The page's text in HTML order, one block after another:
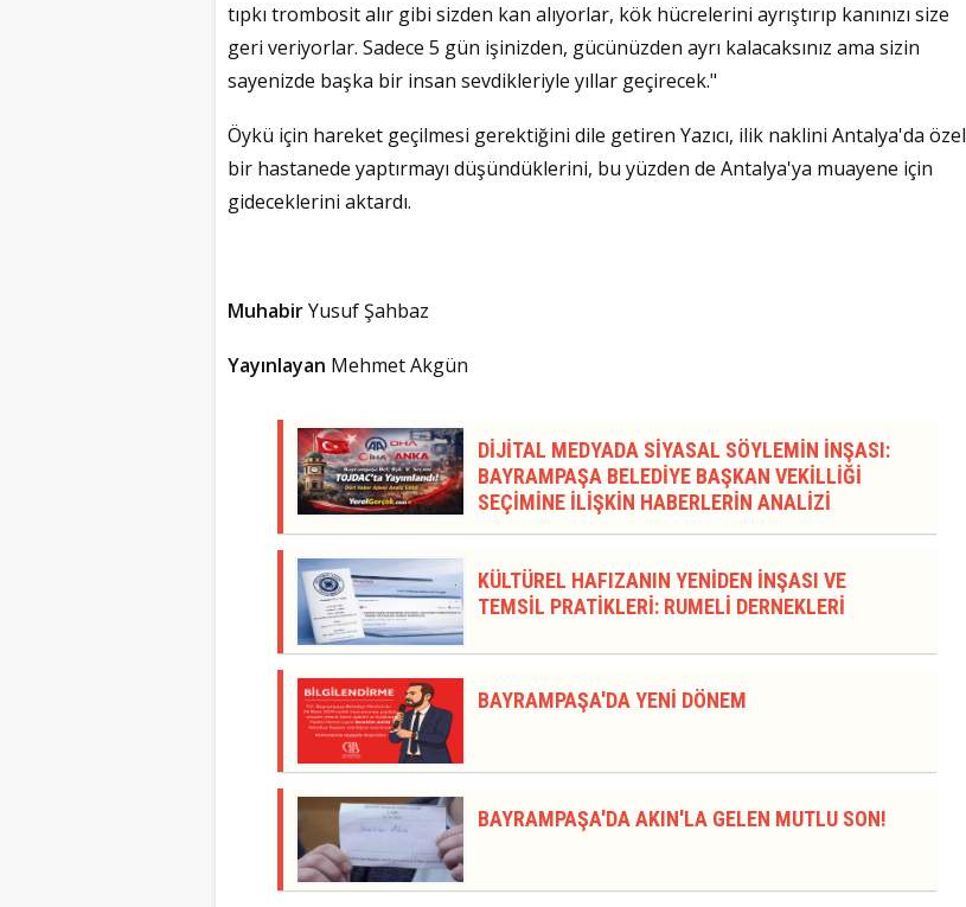
tıpkı trombosit alır gibi sizden kan alıyorlar, kök hücrelerini ayrıştırıp kanınızı size
geri veriyorlar. Sadece 5 gün işinizden, gücünüzden ayrı kalacaksınız ama sizin
sayenizde başka bir insan sevdikleriyle yıllar geçirecek."
Öykü için hareket geçilmesi gerektiğini dile getiren Yazıcı, ilik naklini Antalya'da özel
bir hastanede yaptırmayı düşündüklerini, bu yüzden de Antalya'ya muayene için
gideceklerini aktardı.
MuhabirYusuf Şahbaz
Yayınlayan Mehmet Akgün
DİJİTAL MEDYADA SİYASAL SÖYLEMİN İNŞASI:
BAYRAMPAŞA BELEDİYE BAŞKAN VEKİLLİĞİ
SEÇİMİNE İLİŞKİN HABERLERİN ANALİZİ
KÜLTÜREL HAFIZANIN YENİDEN İNŞASI VE
TEMSİL PRATİKLERİ: RUMELİ DERNEKLERİ
BAYRAMPAŞA'DA YENİ DÖNEM
BAYRAMPAŞA'DA AKIN'LA GELEN MUTLU SON!